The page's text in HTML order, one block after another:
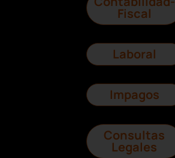
Fiscal
Laboral
Impagos
Consultas
Legales